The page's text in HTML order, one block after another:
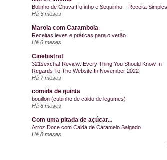
Bolinho de Chuva Fofinho e Sequinho – Receita Simples
Há 5 meses
Marola com Carambola
Receitas leves e práticas para o verão
Há 6 meses
Cinebistrot
321sexchat Review: Every Thing You Should Know In
Regards To The Website In November 2022
Há 7 meses
comida de quinta
bouillon (cubinho de caldo de legumes)
Há 8 meses
Com uma pitada de açúcar...
Arroz Doce com Calda de Caramelo Salgado
Há 8 meses